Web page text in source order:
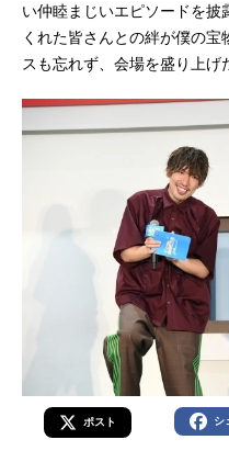
い仲睦まじいエピソードを披
くれた皆さんとの絆が僕の
スも忘れず、会場を盛り上げ
ポスト シ